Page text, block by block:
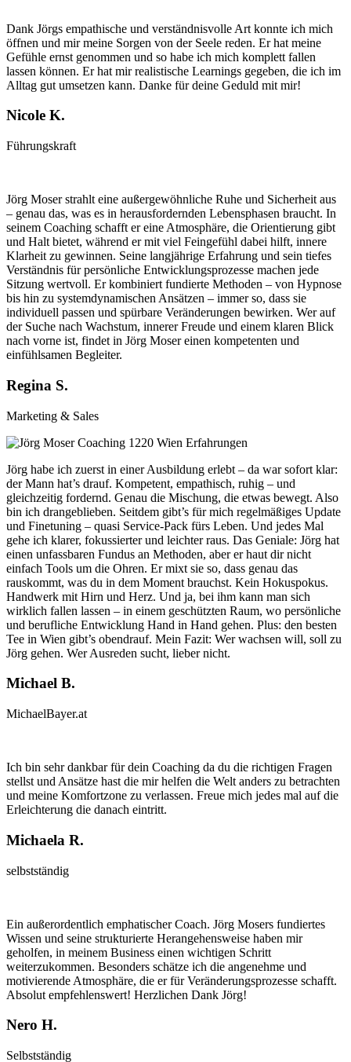
Dank Jörgs empathische und verständnisvolle Art konnte ich mich
öffnen und mir meine Sorgen von der Seele reden. Er hat meine
Gefühle ernst genommen und so habe ich mich komplett fallen
lassen können. Er hat mir realistische Learnings gegeben, die ich im
Alltag gut umsetzen kann. Danke für deine Geduld mit mir!
Nicole K.
Führungskraft
Jörg Moser strahlt eine außergewöhnliche Ruhe und Sicherheit aus
– genau das, was es in herausfordernden Lebensphasen braucht. In
seinem Coaching schafft er eine Atmosphäre, die Orientierung gibt
und Halt bietet, während er mit viel Feingefühl dabei hilft, innere
Klarheit zu gewinnen. Seine langjährige Erfahrung und sein tiefes
Verständnis für persönliche Entwicklungsprozesse machen jede
Sitzung wertvoll. Er kombiniert fundierte Methoden – von Hypnose
bis hin zu systemdynamischen Ansätzen – immer so, dass sie
individuell passen und spürbare Veränderungen bewirken. Wer auf
der Suche nach Wachstum, innerer Freude und einem klaren Blick
nach vorne ist, findet in Jörg Moser einen kompetenten und
einfühlsamen Begleiter.
Regina S.
Marketing & Sales
Jörg habe ich zuerst in einer Ausbildung erlebt – da war sofort klar:
der Mann hat’s drauf. Kompetent, empathisch, ruhig – und
gleichzeitig fordernd. Genau die Mischung, die etwas bewegt. Also
bin ich drangeblieben. Seitdem gibt’s für mich regelmäßiges Update
und Finetuning – quasi Service-Pack fürs Leben. Und jedes Mal
gehe ich klarer, fokussierter und leichter raus. Das Geniale: Jörg hat
einen unfassbaren Fundus an Methoden, aber er haut dir nicht
einfach Tools um die Ohren. Er mixt sie so, dass genau das
rauskommt, was du in dem Moment brauchst. Kein Hokuspokus.
Handwerk mit Hirn und Herz. Und ja, bei ihm kann man sich
wirklich fallen lassen – in einem geschützten Raum, wo persönliche
und berufliche Entwicklung Hand in Hand gehen. Plus: den besten
Tee in Wien gibt’s obendrauf. Mein Fazit: Wer wachsen will, soll zu
Jörg gehen. Wer Ausreden sucht, lieber nicht.
Michael B.
MichaelBayer.at
Ich bin sehr dankbar für dein Coaching da du die richtigen Fragen
stellst und Ansätze hast die mir helfen die Welt anders zu betrachten
und meine Komfortzone zu verlassen. Freue mich jedes mal auf die
Erleichterung die danach eintritt.
Michaela R.
selbstständig
Ein außerordentlich emphatischer Coach. Jörg Mosers fundiertes
Wissen und seine strukturierte Herangehensweise haben mir
geholfen, in meinem Business einen wichtigen Schritt
weiterzukommen. Besonders schätze ich die angenehme und
motivierende Atmosphäre, die er für Veränderungsprozesse schafft.
Absolut empfehlenswert! Herzlichen Dank Jörg!
Nero H.
Selbstständig